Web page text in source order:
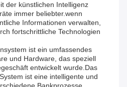
der künstlichen Intelligenz
immer beliebter.wenn
Informationen verwalten,
fortschrittliche Technologien
ist ein umfassendes
und Hardware, das speziell
entwickelt wurde.Das
ist eine intelligente und